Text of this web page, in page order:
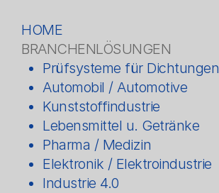
HOME
BRANCHENLÖSUNGEN
Prüfsysteme für Dichtungen
Automobil / Automotive
Kunststoffindustrie
Lebensmittel u. Getränke
Pharma / Medizin
Elektronik / Elektroindustrie
Industrie 4.0